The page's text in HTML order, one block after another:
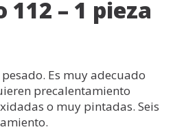
112 – 1 pieza
Es muy adecuado
precalentamiento
o muy pintadas. Seis